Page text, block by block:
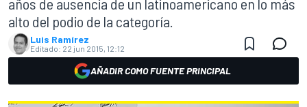
alto del podio de la categoría.
Luis Ramírez
Editado: 22 jun 2015, 12:12
AÑADIR COMO FUENTE PRINCIPAL